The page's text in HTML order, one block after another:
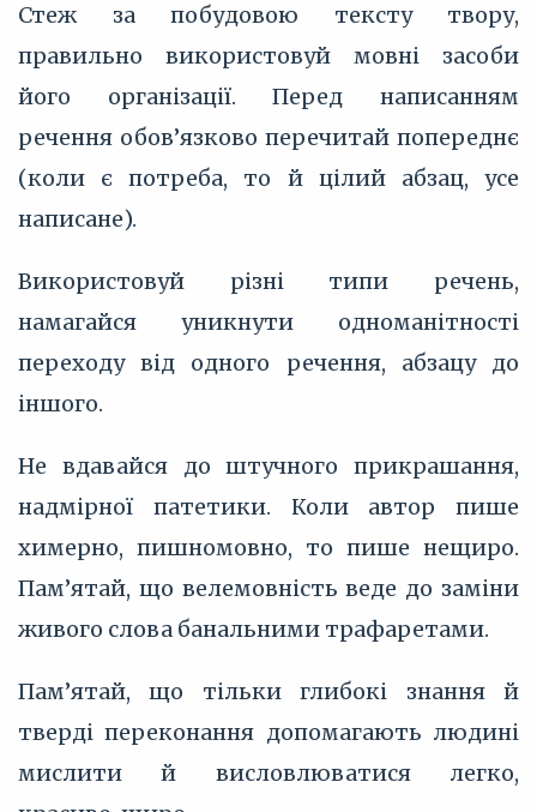
Стеж за побудовою тексту твору,
правильно використовуй мовні засоби
його організації. Перед написанням
речення обов’‎язково перечитай попереднє
(коли є потреба, то й цілий абзац, усе
написане).
Використовуй різні типи речень,
намагайся уникнути одноманітності
переходу від одного речення, абзацу до
іншого.
Не вдавайся до штучного прикрашання,
надмірної патетики. Коли автор пише
химерно, пишномовно, то пише нещиро.
Пам’‎ятай, що велемовність веде до заміни
живого слова банальними трафаретами.
Пам’‎ятай, що тільки глибокі знання й
тверді переконання допомагають людині
мислити й висловлюватися легко,